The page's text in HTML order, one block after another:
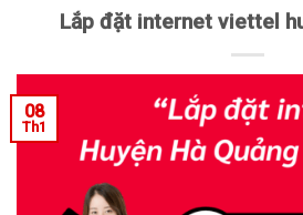
Lắp đặt internet viettel
08
Th1